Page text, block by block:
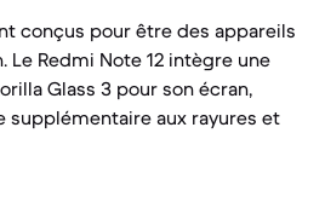
conçus pour être des appareils
Le Redmi Note 12 intègre une
Glass 3 pour son écran,
supplémentaire aux rayures et